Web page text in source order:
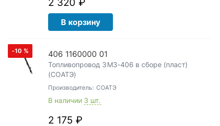
2 320 ₽
В корзину
-10 % 406 1160000 01
Топливопровод ЗМЗ-406 в сборе (пласт)
(СОАТЭ)
Производитель: СОАТЭ
В наличии 3 шт.
2 175 ₽